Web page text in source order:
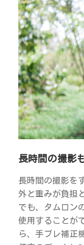
長時間の撮影
長時間の撮影を
外と重みが負担
でも、タムロン
使用することが
ら、手ブレ補正